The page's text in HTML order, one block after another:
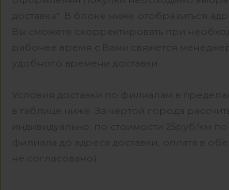
доставка". В блоке ниже отобразиться
Вы сможете скорректировать при
рабочее время с Вами свяжется
удобного времени доставки.
Условия доставки по филиалам в
в таблице ниже. За чертой города
индивидуально: по стоимости 25руб/км
филиала до адреса доставки, оплата в
не согласовано).